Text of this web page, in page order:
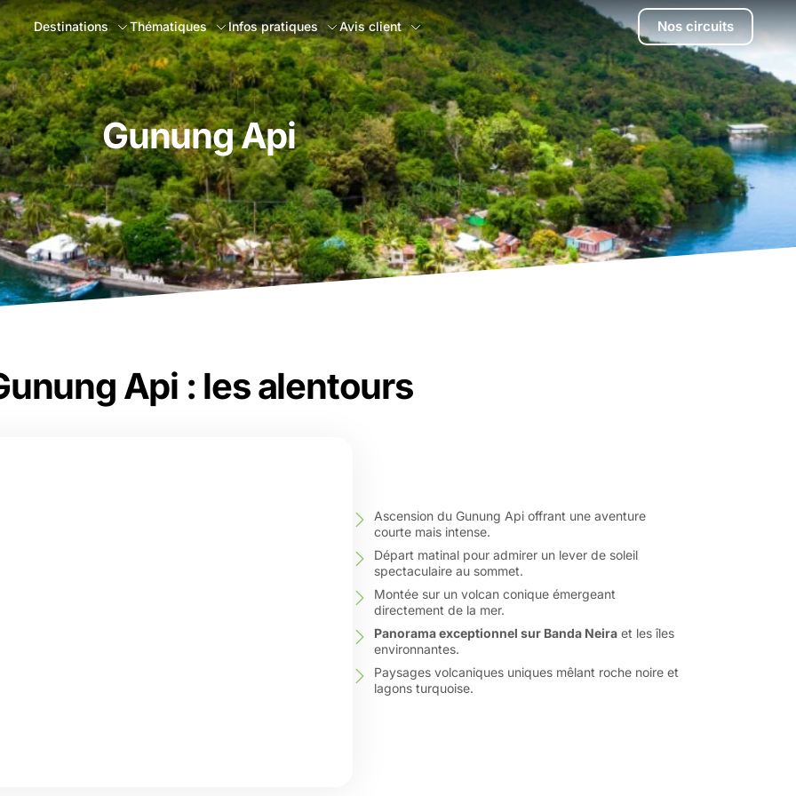
Destinations Thématiques Infos pratiques Avis client Nos circuits
Gunung Api
Api : les alentours
Ascension du Gunung Api offrant une aventure
courte mais intense.
Départ matinal pour admirer un lever de soleil
spectaculaire au sommet.
Montée sur un volcan conique émergeant
directement de la mer.
Panorama exceptionnel sur Banda Neiraet les îles
environnantes.
Paysages volcaniques uniques mêlant roche noire et
lagons turquoise.